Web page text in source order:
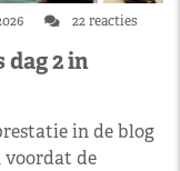
22 reacties
2 in
in de blog
voordat de